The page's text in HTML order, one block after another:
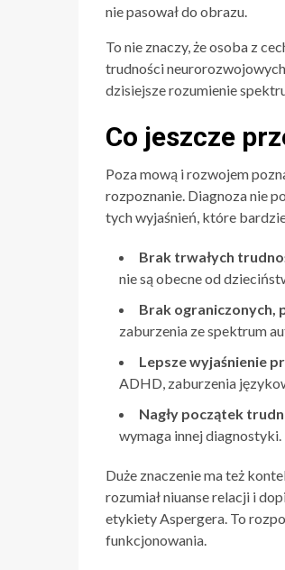
nie pasował do obrazu.
To nie znaczy, że osoba z
trudności
dzisiejsze rozumienie
Co jeszcze
Poza mową i rozwojem
rozpoznanie. Diagnoza nie
tych wyjaśnień, które
Brak trwałych
nie są obecne od
Brak ograniczonych,
zaburzenia ze spektrum
Lepsze wyjaśnienie
ADHD, zaburzenia
Nagły początek
wymaga innej diagnostyki.
Duże znaczenie ma też
rozumiał niuanse relacji i
etykiety Aspergera. To
funkcjonowania.